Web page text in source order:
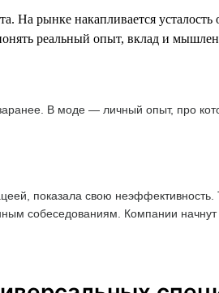
На рынке накапливается
реальный опыт, вклад и
В моде — личный опыт, про
показала свою
собеседованиям. Компании